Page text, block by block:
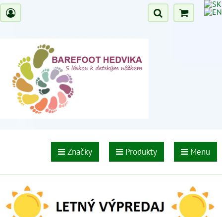
Značky Produkty Menu